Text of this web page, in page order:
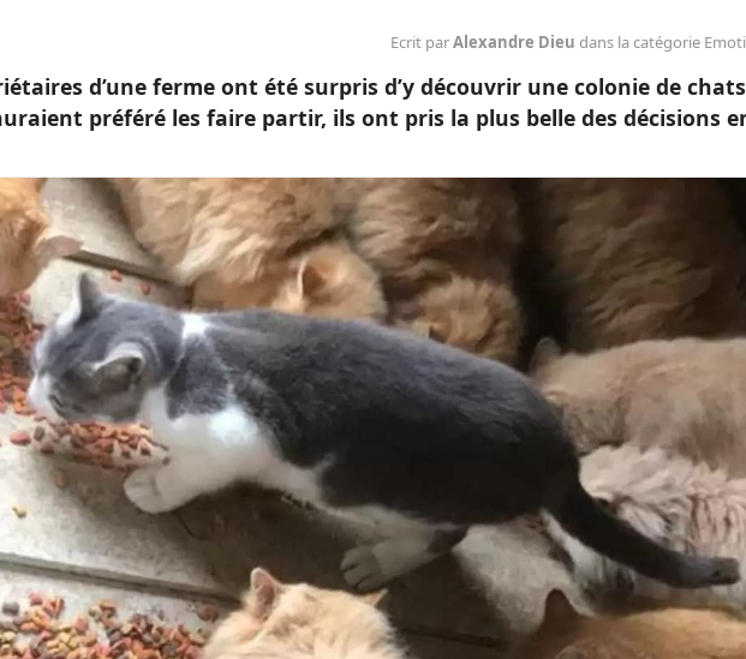
Ecrit parAlexandre Dieu dans la catégorie
d’une ferme ont été surpris d’y découvrir une colonie de
préféré les faire partir, ils ont pris la plus belle des décisions